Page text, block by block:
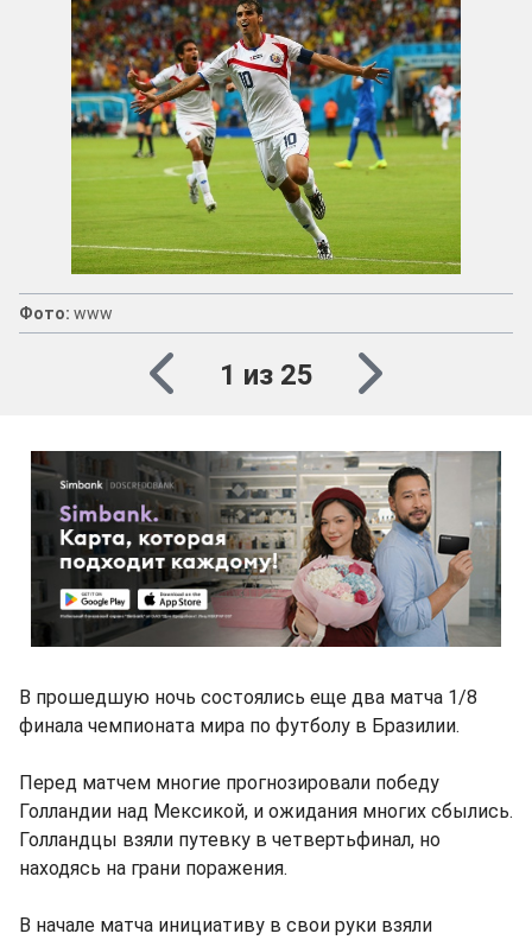
Фото: www
1 из 25
В прошедшую ночь состоялись еще два матча 1/8
финала чемпионата мира по футболу в Бразилии.
Перед матчем многие прогнозировали победу
Голландии над Мексикой, и ожидания многих сбылись.
Голландцы взяли путевку в четвертьфинал, но
находясь на грани поражения.
В начале матча инициативу в свои руки взяли